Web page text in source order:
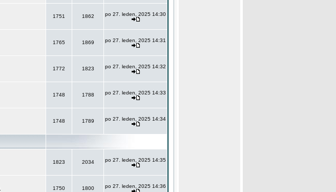
1751 1862 po 27. leden, 2025 14:30
1765 1869 po 27. leden, 2025 14:31
1772 1823 po 27. leden, 2025 14:32
1748 1788 po 27. leden, 2025 14:33
1748 1789 po 27. leden, 2025 14:34
1823 2034 po 27. leden, 2025 14:35
1750 1800 po 27. leden, 2025 14:36